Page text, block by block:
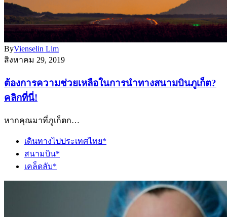
ByVienselin Lim
สิงหาคม 29, 2019
ต้องการความช่วยเหลือในการนำทางสนามบินภูเก็ต?
คลิกที่นี่!
หากคุณมาที่ภูเก็ตก…
เดินทางไปประเทศไทย*
สนามบิน*
เคล็ดลับ*